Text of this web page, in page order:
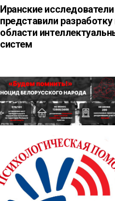
Иранские исследователи
представили разработку
области
систем